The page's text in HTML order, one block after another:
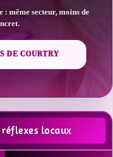
même secteur, moins de
DE COURTRY
locaux